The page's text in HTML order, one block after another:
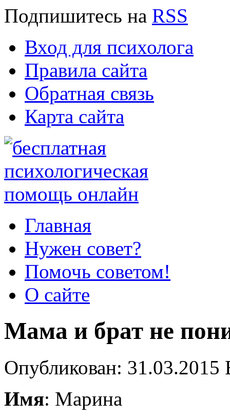
Подпишитесь на RSS
Вход для психолога
Правила сайта
Обратная связь
Карта сайта
Главная
Нужен совет?
Помочь советом!
О сайте
Мама и брат не
Опубликован:
Имя: Марина